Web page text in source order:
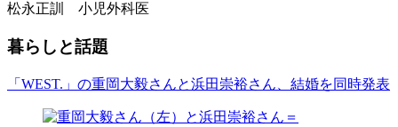
松永正訓 小児外科医
暮らしと話題
「WEST.」の重岡大毅さんと浜田崇裕さん、結婚を同時発表